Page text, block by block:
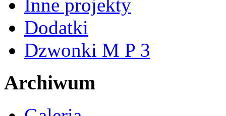
Inne projekty
Dodatki
Dzwonki M P 3
Archiwum